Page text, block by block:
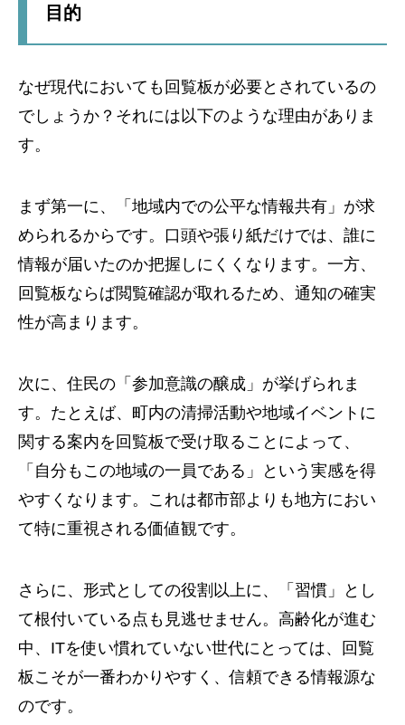
目的
なぜ現代においても回覧板が必要とされているの
でしょうか？それには以下のような理由がありま
す。
まず第一に、「地域内での公平な情報共有」が求
められるからです。口頭や張り紙だけでは、誰に
情報が届いたのか把握しにくくなります。一方、
回覧板ならば閲覧確認が取れるため、通知の確実
性が高まります。
次に、住民の「参加意識の醸成」が挙げられま
す。たとえば、町内の清掃活動や地域イベントに
関する案内を回覧板で受け取ることによって、
「自分もこの地域の一員である」という実感を得
やすくなります。これは都市部よりも地方におい
て特に重視される価値観です。
さらに、形式としての役割以上に、「習慣」とし
て根付いている点も見逃せません。高齢化が進む
中、ITを使い慣れていない世代にとっては、回覧
板こそが一番わかりやすく、信頼できる情報源な
のです。